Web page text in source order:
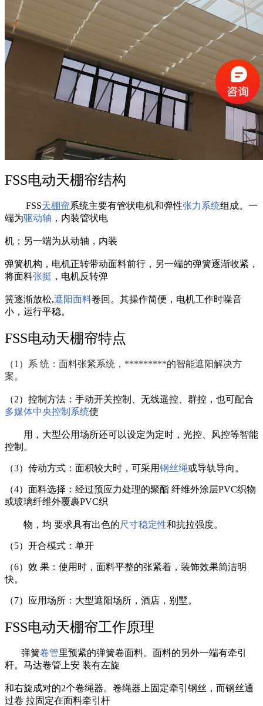
FSS电动天棚帘结构
FSS天棚帘系统主要有管状电机和弹性张力系统组成。一
端为驱动轴 ，内装管状电
机；另一端为从动轴，内装
弹簧机构，电机正转带动面料前行，另一端的弹簧逐渐收紧，
将面料张挺 ，电机反转弹
簧逐渐放松,遮阳面料卷回。其操作简便，电机工作时噪音
小，运行平稳。
FSS电动天棚帘特点
（1）系 统：面料张紧系统，*********的智能遮阳解决方
案。
（2）控制方法：手动开关控制、无线遥控、群控，也可配合
多媒体中央控制系统使
用，大型公用场所还可以设定为定时，光控、风控等智能
控制。
（3）传动方式：面积较大时，可采用钢丝绳或导轨导向。
（4）面料选择：经过预应力处理的聚酯 纤维外涂层PVC织物
或玻璃纤维外覆裹PVC织
物，均 要求具有出色的尺寸稳定性和抗拉强度。
（5）开合模式：单开
（6）效 果：使用时，面料平整的张紧着，装饰效果简洁明
快。
（7）应用场所：大型遮阳场所，酒店，别墅。
FSS电动天棚帘工作原理
弹簧卷管里预紧的弹簧卷面料。面料的另外一端有牵引
杆。马达卷管上安 装有左旋
和右旋成对的2个卷绳器。卷绳器上固定牵引钢丝，而钢丝通
过卷 拉固定在面料牵引杆